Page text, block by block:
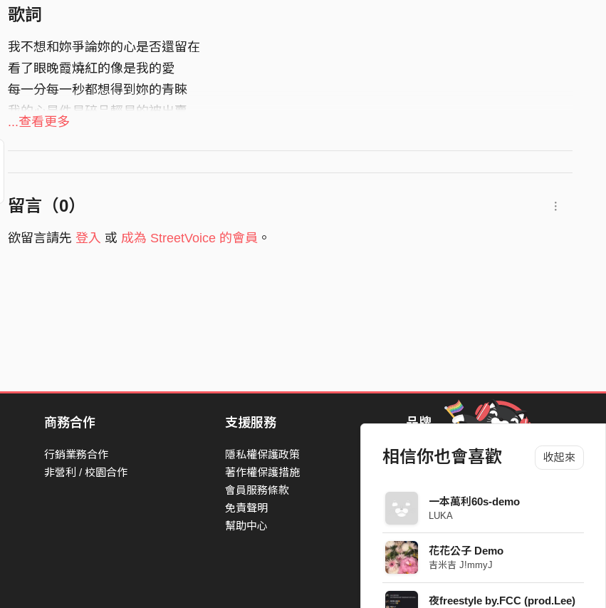
相信你也會喜歡 收起來
一本萬利60s-demo
LUKA
花花公子 Demo
吉米吉 J!mmyJ
夜freestyle by.FCC (prod.Lee)
歌詞
我不想和妳爭論妳的心是否還留在
看了眼晚霞燒紅的像是我的愛
每一分每一秒都想得到妳的青睞
我的心是件易碎品輕易的被出賣
枝椏蜷縮在牆邊
沒了回憶
看了眼晚霞燒紅的像是我的愛
每一分每一秒都想得到妳的青睞
我的心是件易碎品輕易的被出賣
...查看更多
留言（0）
欲留言請先 登入 或 成為 StreetVoice 的會員 。
商務合作
行銷業務合作
非營利 / 校園合作
支援服務
隱私權保護政策
著作權保護措施
會員服務條款
免責聲明
幫助中心
品牌
StreetVoice Awards 街聲音樂獎
Blow 吹音樂
Packer 派歌
SimpleLife 簡單生活節
ParkPark Carnival
一起比 YEAH 吧